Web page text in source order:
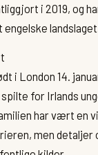
i 2019, og
i London 14.
for Irlands
har vært en
men